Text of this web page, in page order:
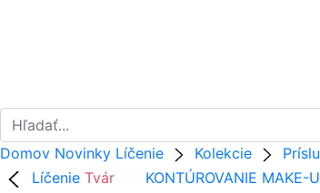
Domov Novinky Líčenie Kolekcie
Líčenie Tvár KONTÚROVANIE MAKE-